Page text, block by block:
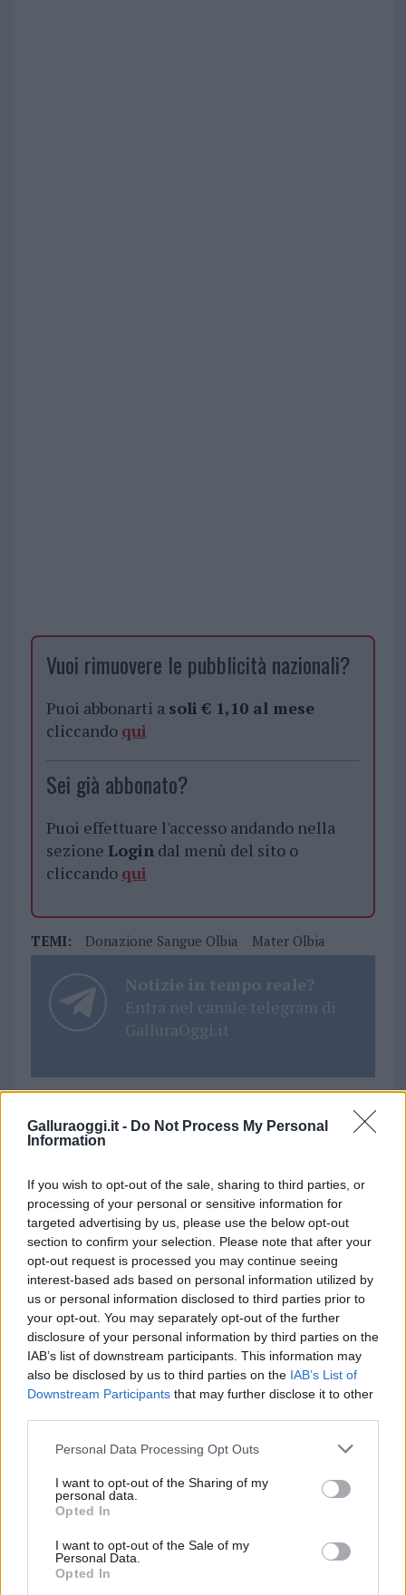
Galluraoggi.it - Do Not Process My Personal
Information
If you wish to opt-out of the sale, sharing to third parties, or
processing of your personal or sensitive information for
targeted advertising by us, please use the below opt-out
section to confirm your selection. Please note that after your
opt-out request is processed you may continue seeing
interest-based ads based on personal information utilized by
us or personal information disclosed to third parties prior to
your opt-out. You may separately opt-out of the further
disclosure of your personal information by third parties on the
IAB’s list of downstream participants. This information may
also be disclosed by us to third parties on the IAB’s List of
Downstream Participants that may further disclose it to other
Please note that this website/app uses one or more Google
not limited to your visit or usage behaviour. You may click to
grant or deny consent to Google and its third-party tags to
use your data for below specified purposes in below Google
consent section.
Personal Data Processing Opt Outs
I want to opt-out of the Sharing of my
personal data.
Opted In
I want to opt-out of the Sale of my
Personal Data.
Opted In
Vuoi rimuovere le pubblicità nazionali?
Puoi abbonarti a soli € 1,10 al mese
cliccando qui
Sei già abbonato?
Puoi effettuare l'accesso andando nella
sezione Logindal menù del sito o
cliccando qui
TEMI: Donazione Sangue Olbia Mater Olbia
Notizie in tempo reale?
Entra nel canale telegram di
GalluraOggi.it
Inviaci le tue segnalazioni,
345 356 7512
Ricevi le nostre ultime news
daGoogle News
F
a
ce
b
o
T
w
it
te
r
Pi
n
te
re
st
W
h
s
S
h
re
Prossimo articolo